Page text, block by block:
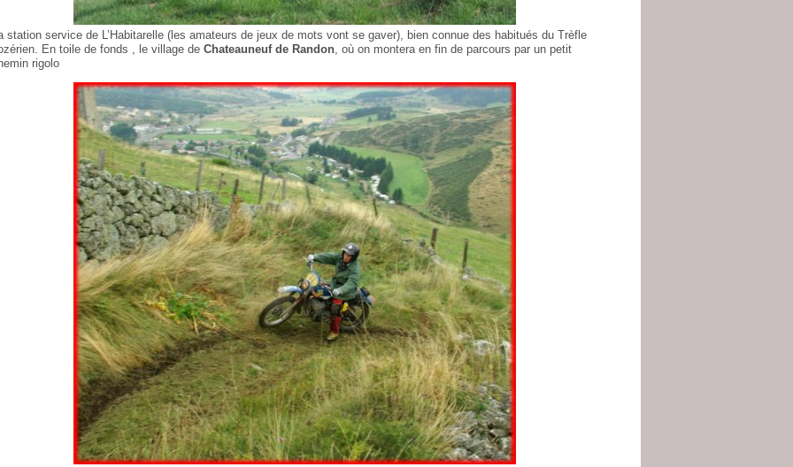
station service de L’Habitarelle (les amateurs de jeux de mots vont se gaver), bien connue des habitués du Trèfle
En toile de fonds , le village de Chateauneuf de Randon, où on montera en fin de parcours par un petit
rigolo